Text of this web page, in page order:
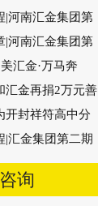
脱硝技术
|河南汇金集团第
|河南汇金集团第
汇金·万马奔
汇金再捐2万元善
开封祥符高中分
|汇金集团第二期
询